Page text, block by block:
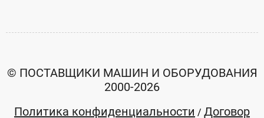
© ПОСТАВЩИКИ МАШИН И ОБОРУДОВАНИЯ
2000-2026
Политика конфиденциальности / Договор